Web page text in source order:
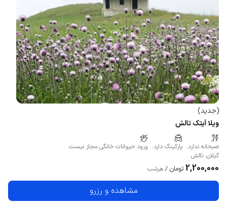
(جدید)
ویلا آیتک تالش
صبحانه ندارد. پارکینگ دارد. ورود حیوانات خانگی مجاز نیست.
گیلان، تالش
2,200,000 تومان / هرشب
مشاهده و رزرو